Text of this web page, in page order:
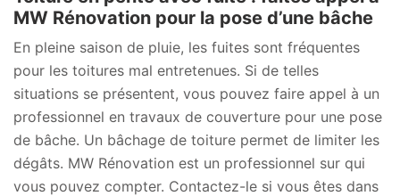
MW Rénovation pour la pose d’une bâche
En pleine saison de pluie, les fuites sont fréquentes
pour les toitures mal entretenues. Si de telles
situations se présentent, vous pouvez faire appel à un
professionnel en travaux de couverture pour une pose
de bâche. Un bâchage de toiture permet de limiter les
dégâts. MW Rénovation est un professionnel sur qui
vous pouvez compter. Contactez-le si vous êtes dans